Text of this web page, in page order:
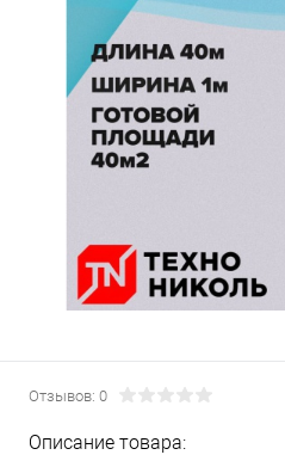
Отзывов: 0
Описание товара: